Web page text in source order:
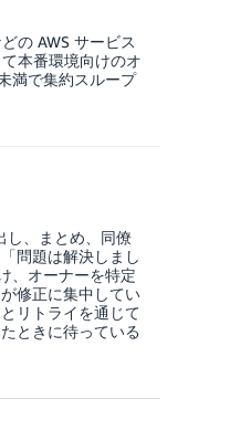
の AWS サービス
本番環境向けのオ
満で集約スループ
し、まとめ、同僚
問題は解決しまし
、オーナーを特定
修正に集中してい
リトライを通じて
ときに待っている